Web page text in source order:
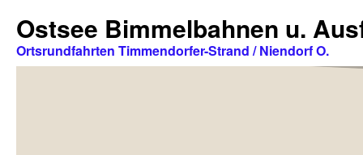
Ostsee Bimmelbahnen u.
Ortsrundfahrten Timmendorfer-Strand / Niendorf O.